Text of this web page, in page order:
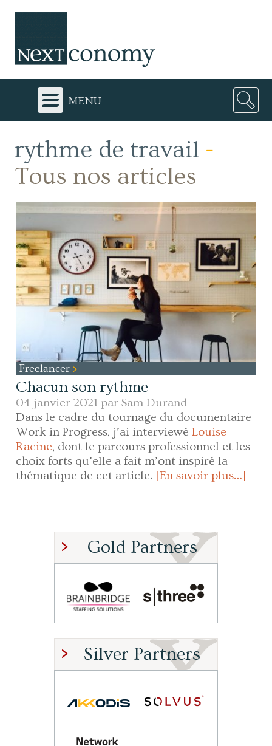
menu
rythme de travail -
Tous nos articles
Freelancer
Chacun son rythme
04 janvier 2021 parSam Durand
Dans le cadre du tournage du documentaire
Work in Progress, j’ai interviewéLouise
Racine, dont le parcours professionnel et les
choix forts qu’elle a fait m’ont inspiré la
thématique de cet article. [En savoir plus…]
Gold Partners
Silver Partners